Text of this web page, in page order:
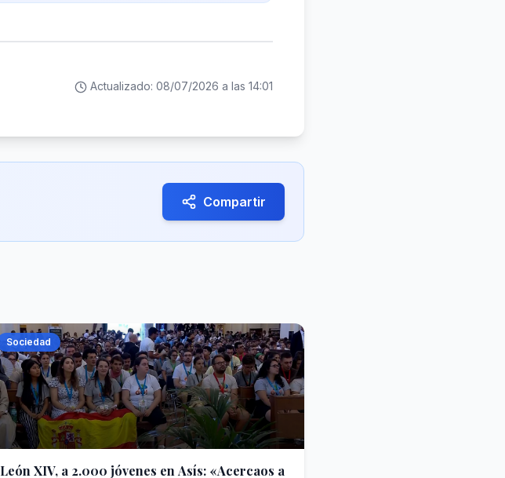
Actualizado: 08/07/2026 a las 14:01
Compartir
Sociedad
León XIV, a 2.000 jóvenes en Asís: «Acercaos a